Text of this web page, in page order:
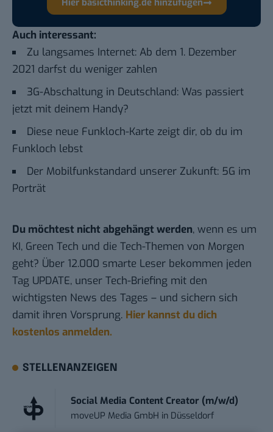
Hier basicthinking.de hinzufügen
Auch interessant:
Zu langsames Internet: Ab dem 1. Dezember
2021 darfst du weniger zahlen
3G-Abschaltung in Deutschland: Was passiert
jetzt mit deinem Handy?
Diese neue Funkloch-Karte zeigt dir, ob du im
Funkloch lebst
Der Mobilfunkstandard unserer Zukunft: 5G im
Porträt
Du möchtest nicht abgehängt werden, wenn es um
KI, Green Tech und die Tech-Themen von Morgen
geht? Über 12.000 smarte Leser bekommen jeden
Tag UPDATE, unser Tech-Briefing mit den
wichtigsten News des Tages – und sichern sich
damit ihren Vorsprung. Hier kannst du dich
kostenlos anmelden.
STELLENANZEIGEN
Social Media Content Creator (m/w/d)
moveUP Media GmbH in Düsseldorf